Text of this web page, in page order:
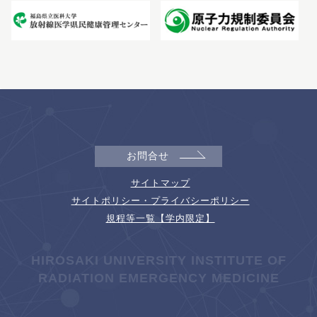
お問合せ
サイトマップ
サイトポリシー・プライバシーポリシー
規程等一覧【学内限定】
HIROSAKI UNIVERSITY INSTITUTE OF
RADIATION EMERGENCY MEDICINE